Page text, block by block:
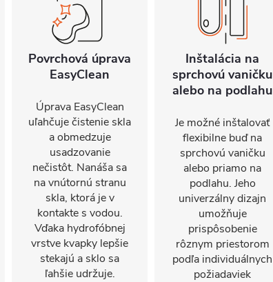
Povrchová úprava
EasyClean
Úprava EasyClean
uľahčuje čistenie skla
a obmedzuje
usadzovanie
nečistôt. Nanáša sa
na vnútornú stranu
skla, ktorá je v
kontakte s vodou.
Vďaka hydrofóbnej
vrstve kvapky lepšie
stekajú a sklo sa
ľahšie udržuje.
Inštalácia na
sprchovú vaničku
alebo na podlahu
Je možné inštalovať
flexibilne buď na
sprchovú vaničku
alebo priamo na
podlahu. Jeho
univerzálny dizajn
umožňuje
prispôsobenie
rôznym priestorom
podľa individuálnych
požiadaviek